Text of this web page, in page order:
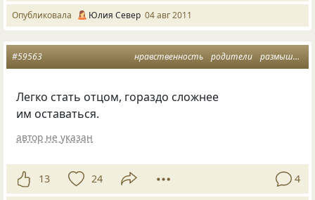
Опубликовала Юлия Север 04 авг 2011
нравственность родители размышления
#59563
Легко стать отцом, гораздо сложнее
им оставаться.
автор не указан
13 24 4